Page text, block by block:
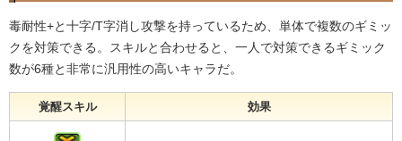
毒耐性+と十字/T字消し攻撃を持っているため、単体で複数のギミッ
クを対策できる。スキルと合わせると、一人で対策できるギミック
数が6種と非常に汎用性の高いキャラだ。
覚醒スキル 効果